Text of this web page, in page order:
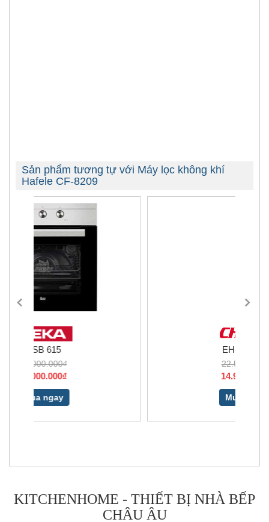
Sản phẩm tương tự với Máy lọc không khí
Hafele CF-8209
KITCHENHOME - THIẾT BỊ NHÀ BẾP
CHÂU ÂU